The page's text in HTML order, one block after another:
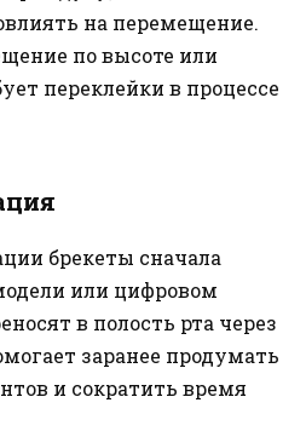
на перемещение.
по высоте или
переклейки в процессе
брекеты сначала
или цифровом
в полость рта через
заранее продумать
и сократить время